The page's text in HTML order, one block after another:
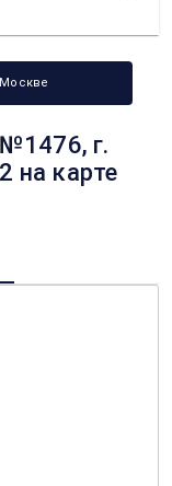
г.
на карте